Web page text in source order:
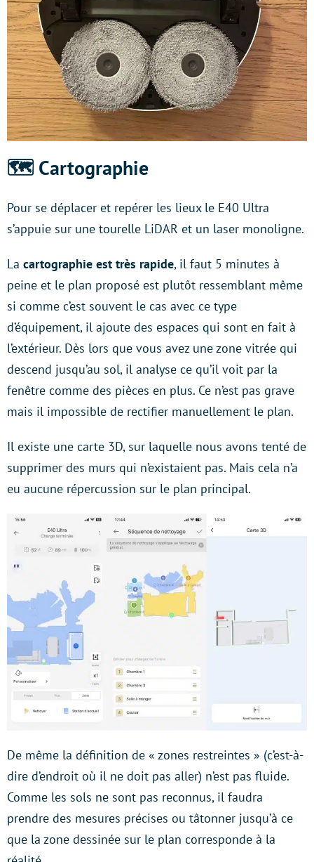
🗺️ Cartographie
Pour se déplacer et repérer les lieux le E40 Ultra
s’appuie sur une tourelle LiDAR et un laser monoligne.
La cartographie est très rapide, il faut 5 minutes à
peine et le plan proposé est plutôt ressemblant même
si comme c’est souvent le cas avec ce type
d’équipement, il ajoute des espaces qui sont en fait à
l’extérieur. Dès lors que vous avez une zone vitrée qui
descend jusqu’au sol, il analyse ce qu’il voit par la
fenêtre comme des pièces en plus. Ce n’est pas grave
mais il impossible de rectifier manuellement le plan.
Il existe une carte 3D, sur laquelle nous avons tenté de
supprimer des murs qui n’existaient pas. Mais cela n’a
eu aucune répercussion sur le plan principal.
De même la définition de « zones restreintes » (c’est-à-
dire d’endroit où il ne doit pas aller) n’est pas fluide.
Comme les sols ne sont pas reconnus, il faudra
prendre des mesures précises ou tâtonner jusqu’à ce
que la zone dessinée sur le plan corresponde à la